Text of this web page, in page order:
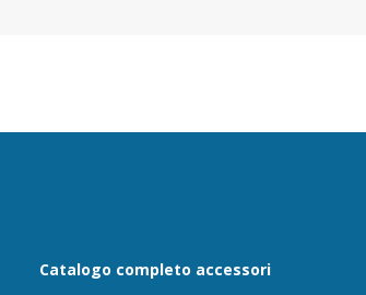
Catalogo completo accessori